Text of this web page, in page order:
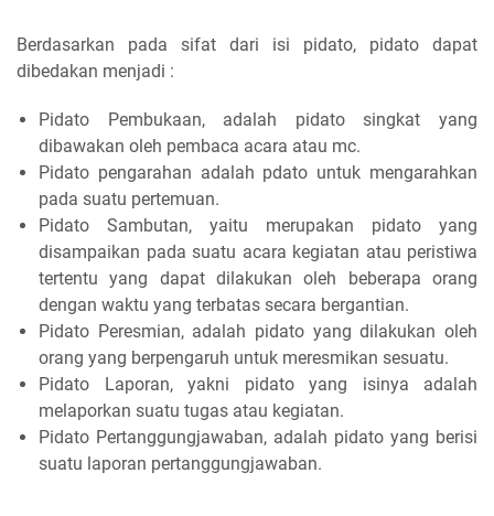
Berdasarkan pada sifat dari isi pidato, pidato dapat
dibedakan menjadi :
Pidato Pembukaan, adalah pidato singkat yang
dibawakan oleh pembaca acara atau mc.
Pidato pengarahan adalah pdato untuk mengarahkan
pada suatu pertemuan.
Pidato Sambutan, yaitu merupakan pidato yang
disampaikan pada suatu acara kegiatan atau peristiwa
tertentu yang dapat dilakukan oleh beberapa orang
dengan waktu yang terbatas secara bergantian.
Pidato Peresmian, adalah pidato yang dilakukan oleh
orang yang berpengaruh untuk meresmikan sesuatu.
Pidato Laporan, yakni pidato yang isinya adalah
melaporkan suatu tugas atau kegiatan.
Pidato Pertanggungjawaban, adalah pidato yang berisi
suatu laporan pertanggungjawaban.